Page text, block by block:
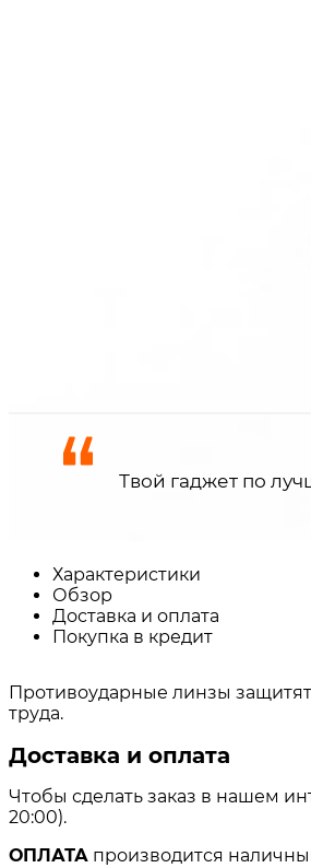
Твой гаджет по
Характеристики
Обзор
Доставка и оплата
Покупка в кредит
Противоударные линзы
труда.
Доставка и оплата
Чтобы сделать заказ в нашем
20:00).
ОПЛАТА производится